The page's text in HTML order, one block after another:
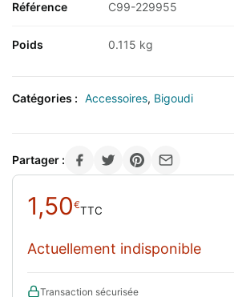
Référence C99-229955
Poids 0.115 kg
Catégories : Accessoires, Bigoudi
Partager :
1,50€TTC
Actuellement indisponible
Transaction sécurisée